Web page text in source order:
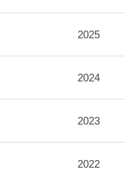
2025
2024
2023
2022